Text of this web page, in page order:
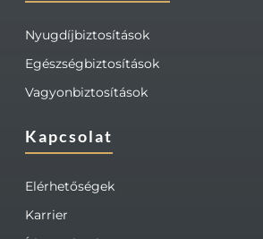
Nyugdíjbiztosítások
Egészségbiztosítások
Vagyonbiztosítások
Kapcsolat
Elérhetőségek
Karrier